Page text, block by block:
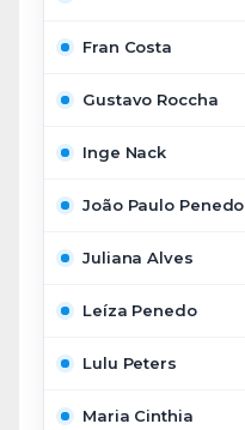
Fran Costa
Gustavo Roccha
Inge Nack
João Paulo Penedo
Juliana Alves
Leíza Penedo
Lulu Peters
Maria Cinthia